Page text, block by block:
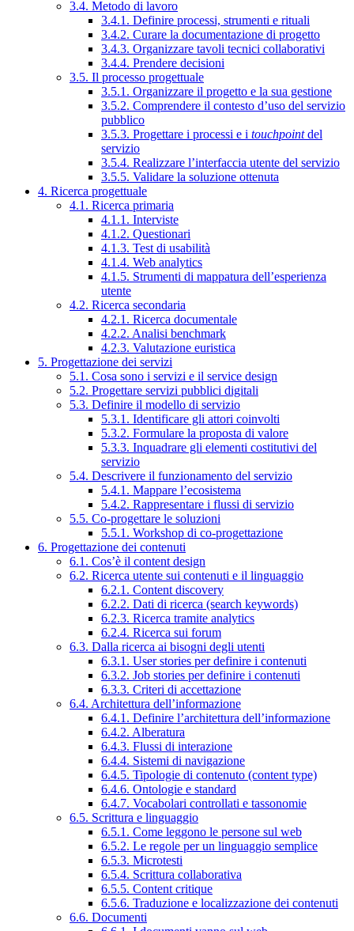
3.4. Metodo di lavoro
3.4.1. Definire processi, strumenti e rituali
3.4.2. Curare la documentazione di progetto
3.4.3. Organizzare tavoli tecnici collaborativi
3.4.4. Prendere decisioni
3.5. Il processo progettuale
3.5.1. Organizzare il progetto e la sua gestione
3.5.2. Comprendere il contesto d’uso del servizio
pubblico
3.5.3. Progettare i processi e i touchpointdel
servizio
3.5.4. Realizzare l’interfaccia utente del servizio
3.5.5. Validare la soluzione ottenuta
4. Ricerca progettuale
4.1. Ricerca primaria
4.1.1. Interviste
4.1.2. Questionari
4.1.3. Test di usabilità
4.1.4. Web analytics
4.1.5. Strumenti di mappatura dell’esperienza
utente
4.2. Ricerca secondaria
4.2.1. Ricerca documentale
4.2.2. Analisi benchmark
4.2.3. Valutazione euristica
5. Progettazione dei servizi
5.1. Cosa sono i servizi e il service design
5.2. Progettare servizi pubblici digitali
5.3. Definire il modello di servizio
5.3.1. Identificare gli attori coinvolti
5.3.2. Formulare la proposta di valore
5.3.3. Inquadrare gli elementi costitutivi del
servizio
5.4. Descrivere il funzionamento del servizio
5.4.1. Mappare l’ecosistema
5.4.2. Rappresentare i flussi di servizio
5.5. Co-progettare le soluzioni
5.5.1. Workshop di co-progettazione
6. Progettazione dei contenuti
6.1. Cos’è il content design
6.2. Ricerca utente sui contenuti e il linguaggio
6.2.1. Content discovery
6.2.2. Dati di ricerca (search keywords)
6.2.3. Ricerca tramite analytics
6.2.4. Ricerca sui forum
6.3. Dalla ricerca ai bisogni degli utenti
6.3.1. User stories per definire i contenuti
6.3.2. Job stories per definire i contenuti
6.3.3. Criteri di accettazione
6.4. Architettura dell’informazione
6.4.1. Definire l’architettura dell’informazione
6.4.2. Alberatura
6.4.3. Flussi di interazione
6.4.4. Sistemi di navigazione
6.4.5. Tipologie di contenuto (content type)
6.4.6. Ontologie e standard
6.4.7. Vocabolari controllati e tassonomie
6.5. Scrittura e linguaggio
6.5.1. Come leggono le persone sul web
6.5.2. Le regole per un linguaggio semplice
6.5.3. Microtesti
6.5.4. Scrittura collaborativa
6.5.5. Content critique
6.5.6. Traduzione e localizzazione dei contenuti
6.6. Documenti